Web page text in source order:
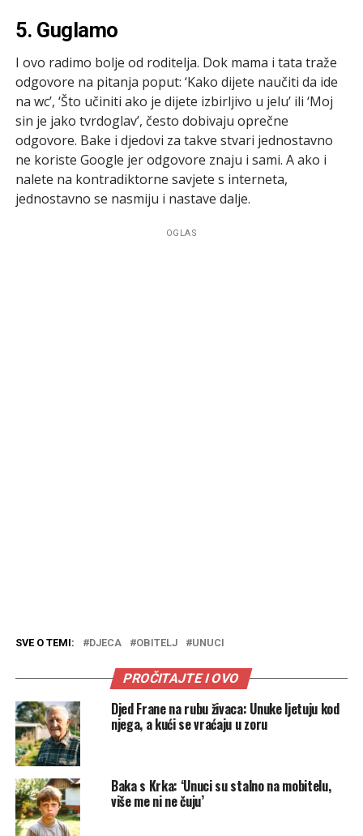
5. Guglamo
I ovo radimo bolje od roditelja. Dok mama i tata traže
odgovore na pitanja poput: ‘Kako dijete naučiti da ide
na wc’, ‘Što učiniti ako je dijete izbirljivo u jelu’ ili ‘Moj
sin je jako tvrdoglav’, često dobivaju oprečne
odgovore. Bake i djedovi za takve stvari jednostavno
ne koriste Google jer odgovore znaju i sami. A ako i
nalete na kontradiktorne savjete s interneta,
jednostavno se nasmiju i nastave dalje.
OGLAS
SVE O TEMI: DJECA OBITELJ UNUCI
PROČITAJTE I OVO
Djed Frane na rubu živaca: Unuke ljetuju kod
njega, a kući se vraćaju u zoru
Baka s Krka: ‘Unuci su stalno na mobitelu,
više me ni ne čuju’